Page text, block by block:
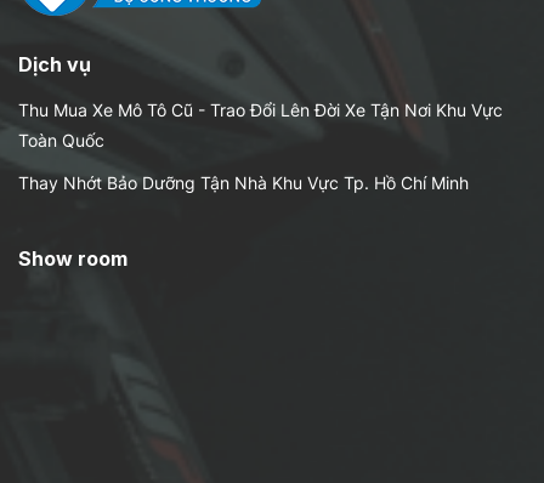
Dịch vụ
Thu Mua Xe Mô Tô Cũ - Trao Đổi Lên Đời Xe Tận Nơi Khu Vực
Toàn Quốc
Thay Nhớt Bảo Dưỡng Tận Nhà Khu Vực Tp. Hồ Chí Minh
Show room